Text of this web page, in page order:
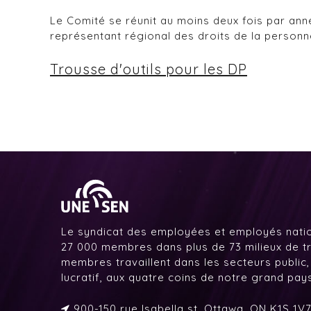
Le Comité se réunit au moins deux fois par
représentant régional des droits de la
Trousse d'outils pour les DP
Le syndicat des employées et employés
27 000 membres dans plus de 73 milieux de
membres travaillent dans les secteurs
lucratif, aux quatre coins de notre grand